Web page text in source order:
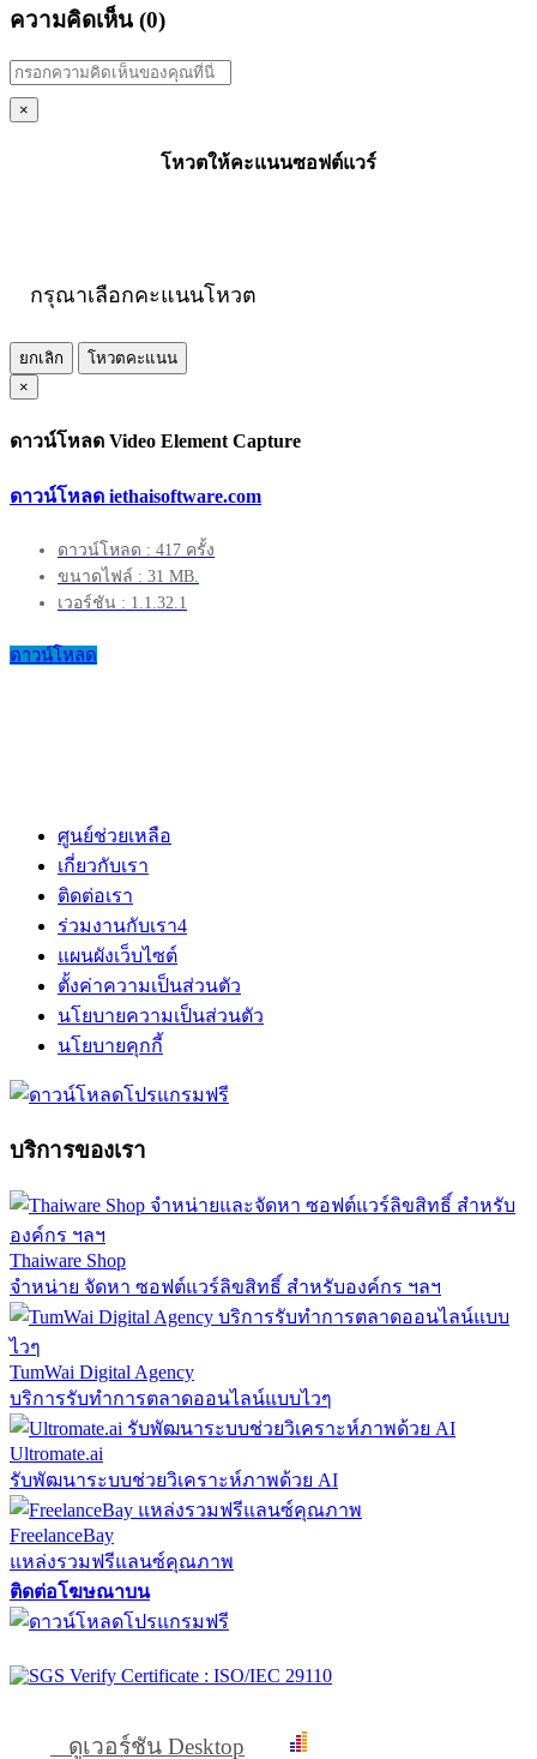
ความคิดเห็น (0)
×
โหวตให้คะแนนซอฟต์แวร์
กรุณาเลือกคะแนนโหวต
ยกเลิก
โหวตคะแนน
×
ดาวน์โหลด Video Element Capture
ดาวน์โหลด iethaisoftware.com
ดาวน์โหลด : 417 ครั้ง
ขนาดไฟล์ : 31 MB.
เวอร์ชัน : 1.1.32.1
ดาวน์โหลด
ศูนย์ช่วยเหลือ
เกี่ยวกับเรา
ติดต่อเรา
ร่วมงานกับเรา4
แผนผังเว็บไซต์
ตั้งค่าความเป็นส่วนตัว
นโยบายความเป็นส่วนตัว
นโยบายคุกกี้
บริการของเรา
Thaiware Shop
จำหน่าย จัดหา ซอฟต์แวร์ลิขสิทธิ์ สำหรับองค์กร ฯลฯ
TumWai Digital Agency
บริการรับทำการตลาดออนไลน์แบบไวๆ
Ultromate.ai
รับพัฒนาระบบช่วยวิเคราะห์ภาพด้วย AI
FreelanceBay
แหล่งรวมฟรีแลนซ์คุณภาพ
ติดต่อโฆษณาบน
ดูเวอร์ชัน Desktop